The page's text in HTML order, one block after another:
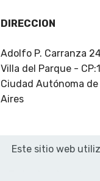
DIRECCION
Adolfo P. Carranza
Villa del Parque -
Ciudad Autónoma
Aires
Este sitio web